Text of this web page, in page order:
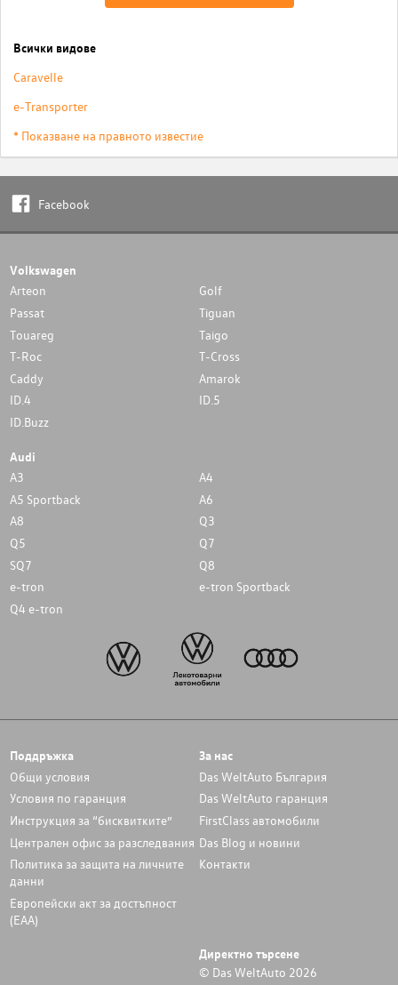
Всички видове
Caravelle
e-Transporter
* Показване на правното известие
Facebook
Volkswagen
Arteon
Golf
Passat
Tiguan
Touareg
Taigo
T-Roc
T-Cross
Caddy
Amarok
ID.4
ID.5
ID.Buzz
Audi
A3
A4
A5 Sportback
A6
A8
Q3
Q5
Q7
SQ7
Q8
e-tron
e-tron Sportback
Q4 e-tron
Поддръжка
Общи условия
Условия по гаранция
Инструкция за “бисквитките”
Централен офис за разследвания
Политика за защита на личните
данни
Европейски акт за достъпност
(ЕАА)
За нас
Das WeltAuto България
Das WeltAuto гаранция
FirstClass автомобили
Das Blog и новини
Контакти
Директно търсене
© Das WeltAuto 2026